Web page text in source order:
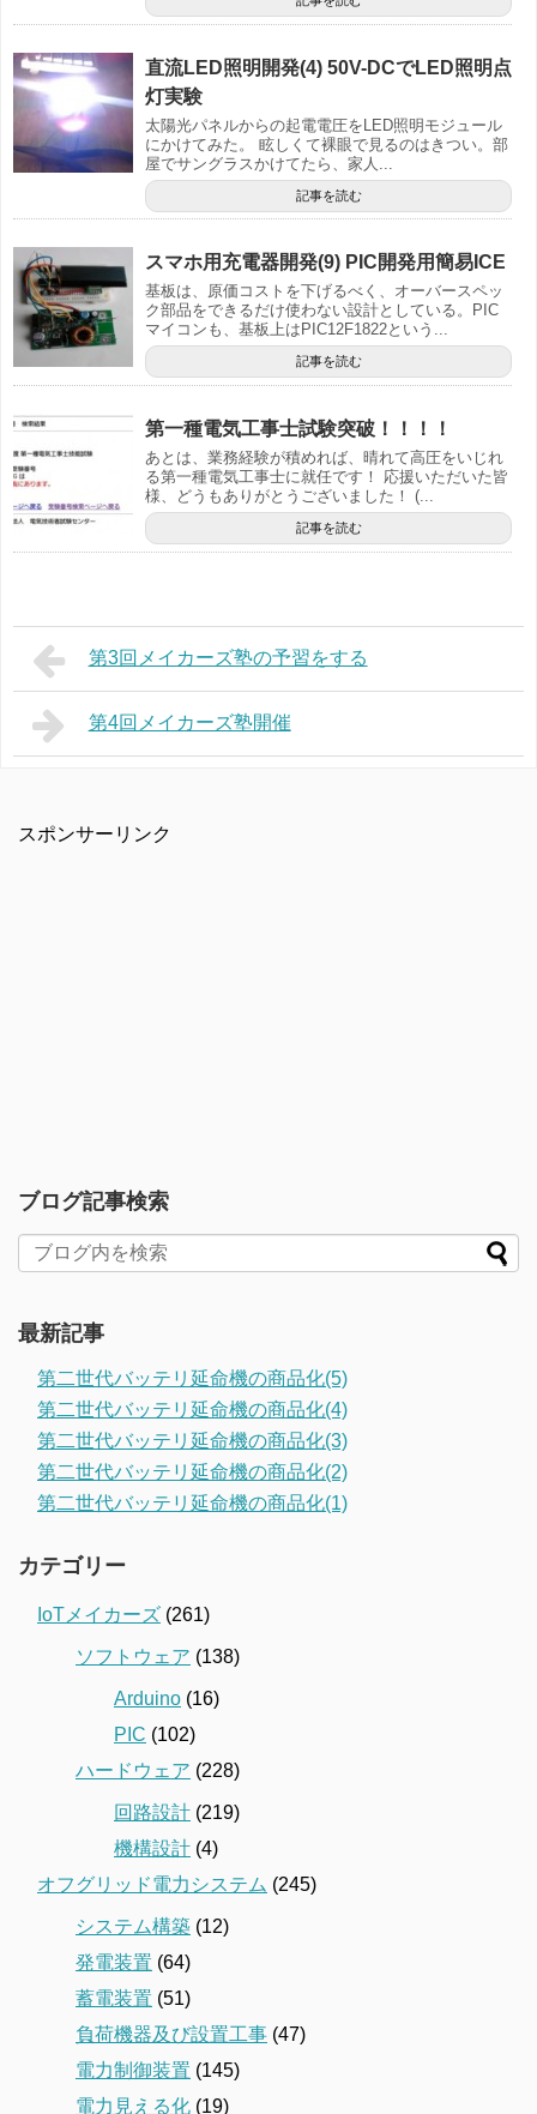
直流LED照明開発(4) 50V-DCでLED照明点
灯実験
太陽光パネルからの起電電圧をLED照明モジュール
にかけてみた。 眩しくて裸眼で見るのはきつい。部
屋でサングラスかけてたら、家人...
記事を読む
スマホ用充電器開発(9) PIC開発用簡易ICE
基板は、原価コストを下げるべく、オーバースペッ
ク部品をできるだけ使わない設計としている。PIC
マイコンも、基板上はPIC12F1822という...
記事を読む
第一種電気工事士試験突破！！！！
あとは、業務経験が積めれば、晴れて高圧をいじれ
る第一種電気工事士に就任です！ 応援いただいた皆
様、どうもありがとうございました！ (...
記事を読む
第3回メイカーズ塾の予習をする
第4回メイカーズ塾開催
スポンサーリンク
ブログ記事検索
最新記事
第二世代バッテリ延命機の商品化(5)
第二世代バッテリ延命機の商品化(4)
第二世代バッテリ延命機の商品化(3)
第二世代バッテリ延命機の商品化(2)
第二世代バッテリ延命機の商品化(1)
カテゴリー
IoTメイカーズ (261)
ソフトウェア (138)
Arduino (16)
PIC (102)
ハードウェア (228)
回路設計 (219)
機構設計 (4)
オフグリッド電力システム (245)
システム構築 (12)
発電装置 (64)
蓄電装置 (51)
負荷機器及び設置工事 (47)
電力制御装置 (145)
電力見える化 (19)